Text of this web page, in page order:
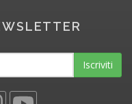
Iscriviti